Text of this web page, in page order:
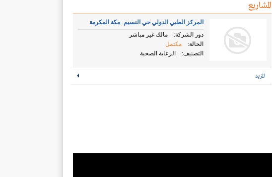
المشاريع
المركز الطبي الدولي حي النسيم -مكة المكرمة
دور الشركة:
مالك غير مباشر
الحالة:
مكتمل
التصنيف:
الرعاية الصحية
المزيد